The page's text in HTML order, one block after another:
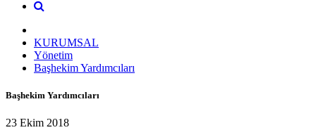
KURUMSAL
Yönetim
Başhekim Yardımcıları
Başhekim Yardımcıları
23 Ekim 2018